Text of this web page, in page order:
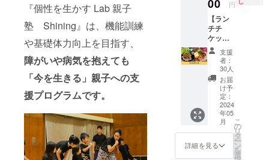
『個性を生かす Lab 親子
塾 Shining』は、機能訓練
や基礎体力向上を目指す、
障がいや病気を抱えても
「今を生きる」親子への支
援プログラムです。
掲載を
お断り
させて
いただ
く場合
があり
ます。
お断り
させて
いただ
いた場
合にお
いても
返金は
いたし
時にス
ポン
サー様
のご紹
介をさ
せてた
だきま
す。 ※
掲載す
る企業
名とリ
ンクを
備考欄
にご記
入くだ
ゴ・紹
介文を
掲載さ
せてい
ただき
ます。
http://c
ondition
inglab.c
o.jp ②
協賛企
業とし
て企業
名を店
舗にパ
00 円
【ラン
チチ
ケッ
ト】 京
山城の
食材を
使った
こだわ
りラン
チセッ
トのチ
ケット
です。
当日下
記より
支援
者：
30人
お届
け予
定：
2024
年05
月
詳細を見る
こ
の
リ
タ
ー
ン
を
選